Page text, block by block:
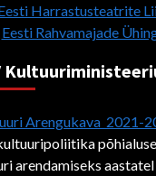
Harrastusteatrite
Eesti Rahvamajade
Arengukava 2021-
arendamiseks